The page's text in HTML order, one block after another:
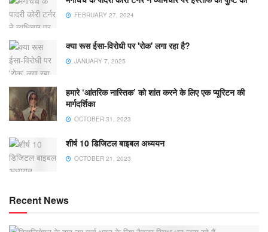
FEBRUARY 27, 2024
क्या रूस ईसा-विरोधी पर 'रोक' लगा रहा है?
JANUARY 7, 2025
हमारे ‘आंतरिक नास्तिक’ को शांत करने के लिए एक प्यूरिटन की
मार्गदर्शिका
OCTOBER 31, 2023
शीर्ष 10 डिजिटल बाइबल अध्ययन
OCTOBER 21, 2023
Recent News